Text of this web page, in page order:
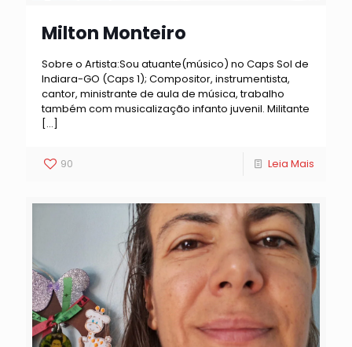
Milton Monteiro
Sobre o Artista:Sou atuante(músico) no Caps Sol de
Indiara-GO (Caps 1); Compositor, instrumentista,
cantor, ministrante de aula de música, trabalho
também com musicalização infanto juvenil. Militante
[…]
90 Leia Mais